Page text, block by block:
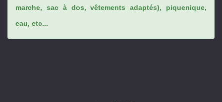
marche, sac à dos, vêtements adaptés), piquenique,
eau, etc...